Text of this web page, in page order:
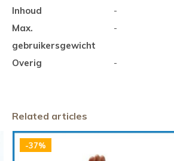
Inhoud
-
Max.
gebruikersgewicht
-
Overig -
Related articles
-37%